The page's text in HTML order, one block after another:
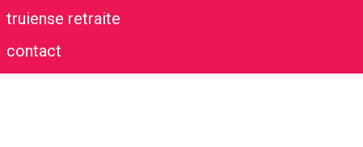
truiense retraite
contact